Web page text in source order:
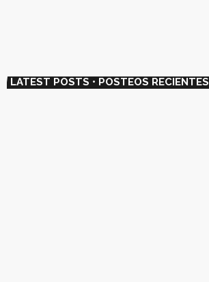
LATEST POSTS • POSTEOS RECIENTES